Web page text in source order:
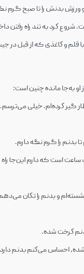
بدنش را تا صبح گرم
شروع كرد به تند راه رفتن
قلم و كاغذی که از قبل در
او به‌جا مانده چنین است:
گير كرده‌ام. خيلی
بدنم را گرم نگه دارم.
است که دارم اين‌جا راه
و بدنم را تكان
كرخت شده.
احساس می‌كنم بدنم